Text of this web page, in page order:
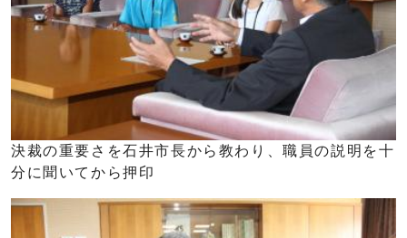
決裁の重要さを石井市長から教わり、職員の説明を十
分に聞いてから押印